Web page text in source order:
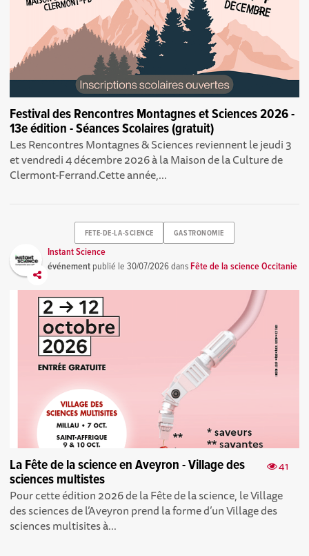
Festival des Rencontres Montagnes et Sciences 2026 -
13e édition - Séances Scolaires (gratuit)
Les Rencontres Montagnes & Sciences reviennent le jeudi 3
et vendredi 4 décembre 2026 à la Maison de la Culture de
Clermont-Ferrand.Cette année,...
FETE-DE-LA-SCIENCE GASTRONOMIE
Instant Science
événement publié le30/07/2026dansFête de la science Occitanie
41
La Fête de la science en Aveyron - Village des
sciences multistes
Pour cette édition 2026 de la Fête de la science, le Village
des sciences de l’Aveyron prend la forme d’un Village des
sciences multisites à...